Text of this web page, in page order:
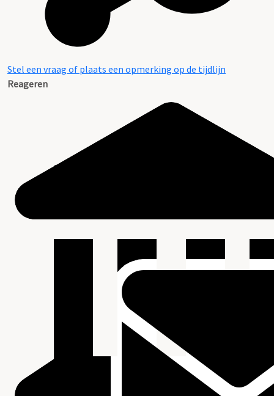
Stel een vraag of plaats een opmerking op de tijdlijn
Reageren